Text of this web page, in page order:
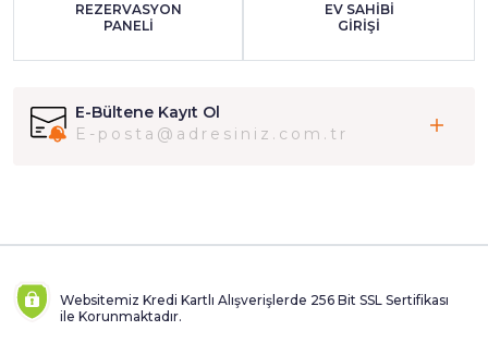
REZERVASYON
PANELİ
EV SAHİBİ
GİRİŞİ
E-Bültene Kayıt Ol
Websitemiz Kredi Kartlı Alışverişlerde 256 Bit SSL Sertifikası
ile Korunmaktadır.